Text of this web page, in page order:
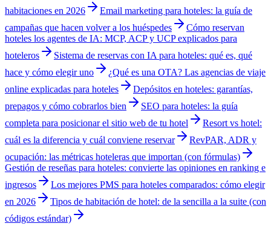
habitaciones en 2026
Email marketing para hoteles: la guía de
campañas que hacen volver a los huéspedes
Cómo reservan
hoteles los agentes de IA: MCP, ACP y UCP explicados para
hoteleros
Sistema de reservas con IA para hoteles: qué es, qué
hace y cómo elegir uno
¿Qué es una OTA? Las agencias de viaje
online explicadas para hoteles
Depósitos en hoteles: garantías,
prepagos y cómo cobrarlos bien
SEO para hoteles: la guía
completa para posicionar el sitio web de tu hotel
Resort vs hotel:
cuál es la diferencia y cuál conviene reservar
RevPAR, ADR y
ocupación: las métricas hoteleras que importan (con fórmulas)
Gestión de reseñas para hoteles: convierte las opiniones en ranking e
ingresos
Los mejores PMS para hoteles comparados: cómo elegir
en 2026
Tipos de habitación de hotel: de la sencilla a la suite (con
códigos estándar)